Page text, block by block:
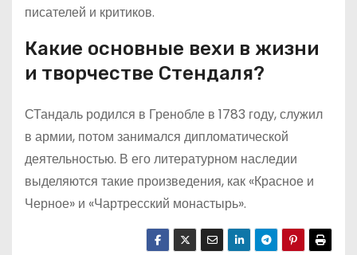
писателей и критиков.
Какие основные вехи в жизни
и творчестве Стендаля?
СТандаль родился в Гренобле в 1783 году, служил
в армии, потом занимался дипломатической
деятельностью. В его литературном наследии
выделяются такие произведения, как «Красное и
Черное» и «Чартресский монастырь».